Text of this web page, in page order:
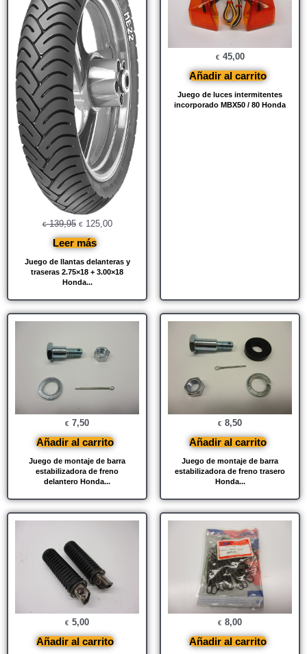
Juego de llantas delanteras y
traseras 2.75×18 + 3.00×18
Honda...
€139,95
€ 139,95.
€125,00
€ 125,00.
Leer más
Juego de luces intermitentes
incorporado MBX50 / 80 Honda
€ 45,00
Añadir al carrito
Juego de montaje de barra
estabilizadora de freno
delantero Honda...
€ 7,50
Añadir al carrito
Juego de montaje de barra
estabilizadora de freno trasero
Honda...
€ 8,50
Añadir al carrito
€ 5,00
Añadir al carrito
€ 8,00
Añadir al carrito